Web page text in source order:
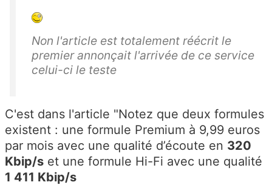
Non l'article est totalement réécrit le
premier annonçait l'arrivée de ce service
celui-ci le teste
C'est dans l'article "Notez que deux formules
existent : une formule Premium à 9,99 euros
par mois avec une qualité d’écoute en 320
Kbip/s et une formule Hi-Fi avec une qualité
1 411 Kbip/s